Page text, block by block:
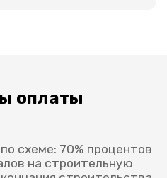
оплаты
схеме: 70% процентов
на строительную